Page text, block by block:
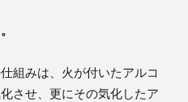
組みは、火が付いたアルコ
させ、更にその気化したア